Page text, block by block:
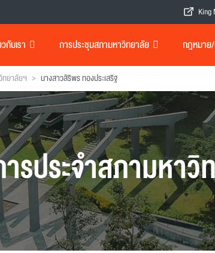
King
กับเรา การประชุมสภามหาวิทยาลัย กฎหมาย/
ยาลัยฯ > นางสาวสิริพร ทองประเสริฐ
รประจำสภามหา